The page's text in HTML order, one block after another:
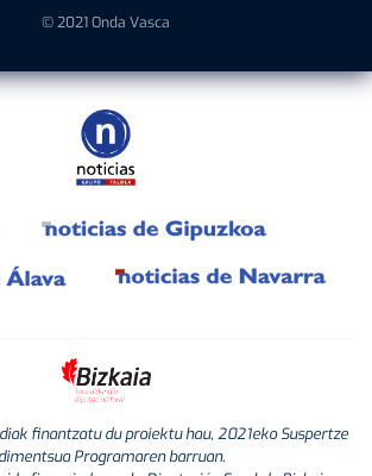
© 2021 Onda Vasca
finantzatu du proiektu hau, 2021eko Suspertze
Programaren barruan.